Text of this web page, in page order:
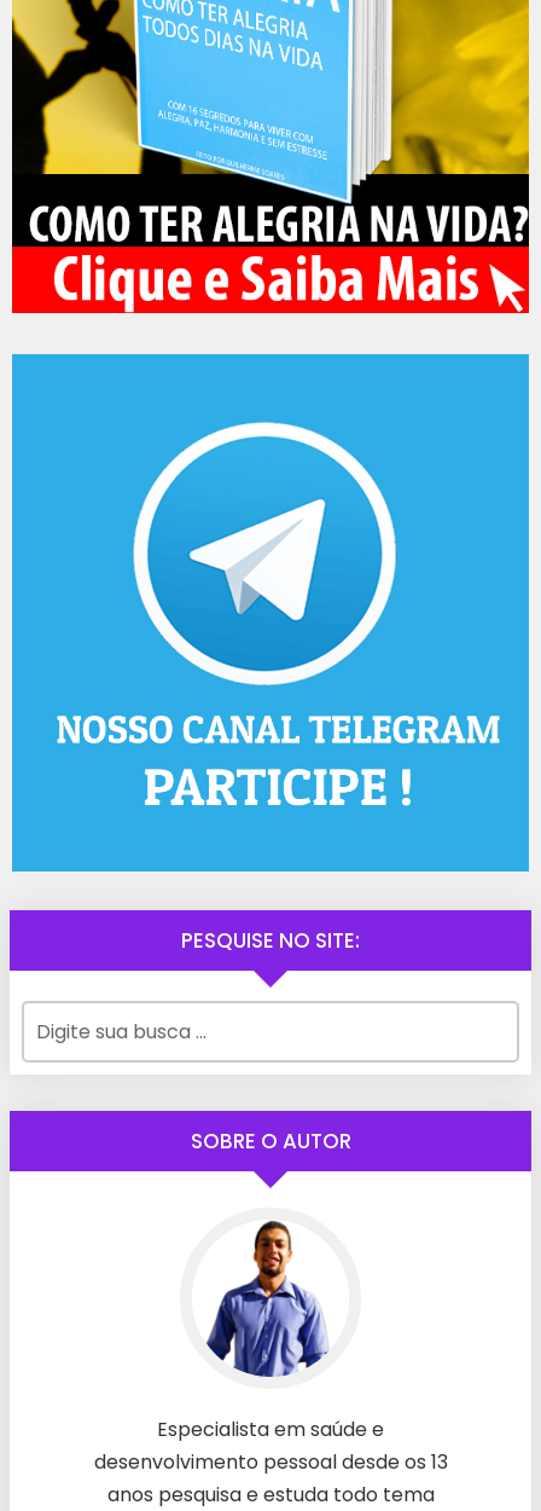
PESQUISE NO SITE:
SOBRE O AUTOR
Especialista em saúde e
desenvolvimento pessoal desde os 13
anos pesquisa e estuda todo tema